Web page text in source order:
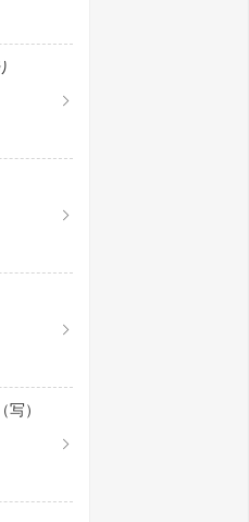
）